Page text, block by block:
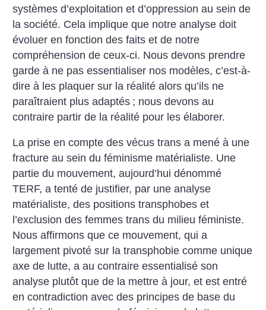
systèmes d’exploitation et d’oppression au sein de
la société. Cela implique que notre analyse doit
évoluer en fonction des faits et de notre
compréhension de ceux-ci. Nous devons prendre
garde à ne pas essentialiser nos modèles, c’est-à-
dire à les plaquer sur la réalité alors qu’ils ne
paraîtraient plus adaptés ; nous devons au
contraire partir de la réalité pour les élaborer.
La prise en compte des vécus trans a mené à une
fracture au sein du féminisme matérialiste. Une
partie du mouvement, aujourd’hui dénommé
TERF, a tenté de justifier, par une analyse
matérialiste, des positions transphobes et
l’exclusion des femmes trans du milieu féministe.
Nous affirmons que ce mouvement, qui a
largement pivoté sur la transphobie comme unique
axe de lutte, a au contraire essentialisé son
analyse plutôt que de la mettre à jour, et est entré
en contradiction avec des principes de base du